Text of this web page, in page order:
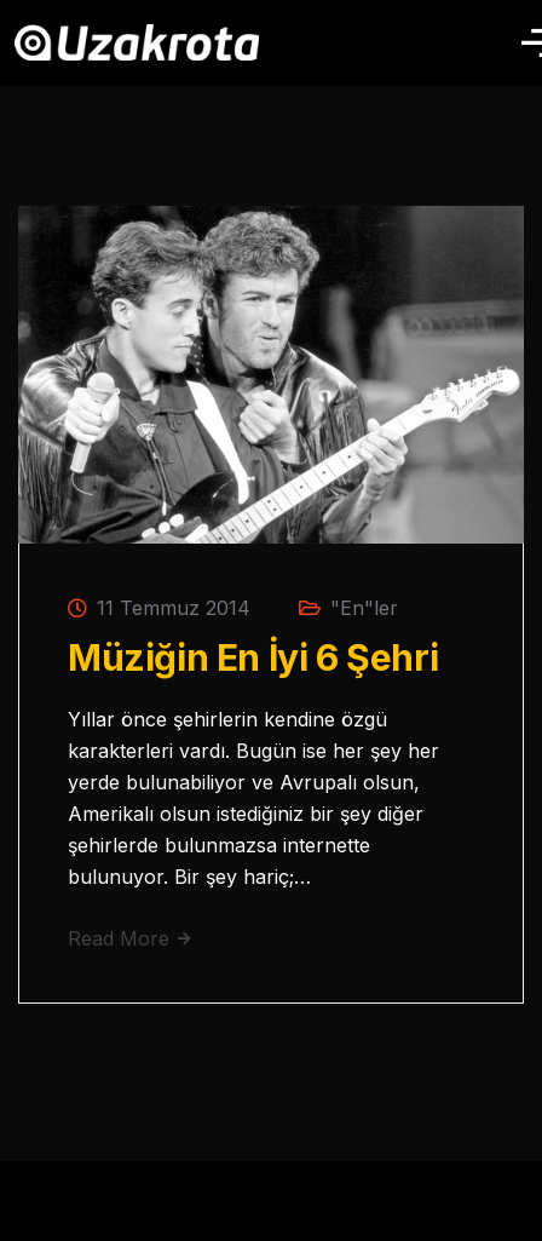
11 Temmuz 2014 "En"ler
Müziğin En İyi 6 Şehri
Yıllar önce şehirlerin kendine özgü
karakterleri vardı. Bugün ise her şey her
yerde bulunabiliyor ve Avrupalı olsun,
Amerikalı olsun istediğiniz bir şey diğer
şehirlerde bulunmazsa internette
bulunuyor. Bir şey hariç;…
Read More